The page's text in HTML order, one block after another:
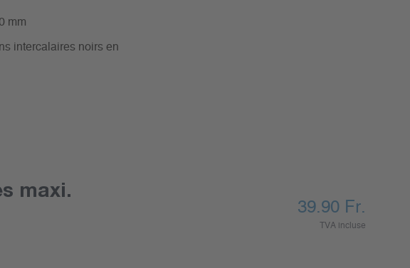
mm
intercalaires noirs en
maxi.
39.90 Fr.
TVA incluse